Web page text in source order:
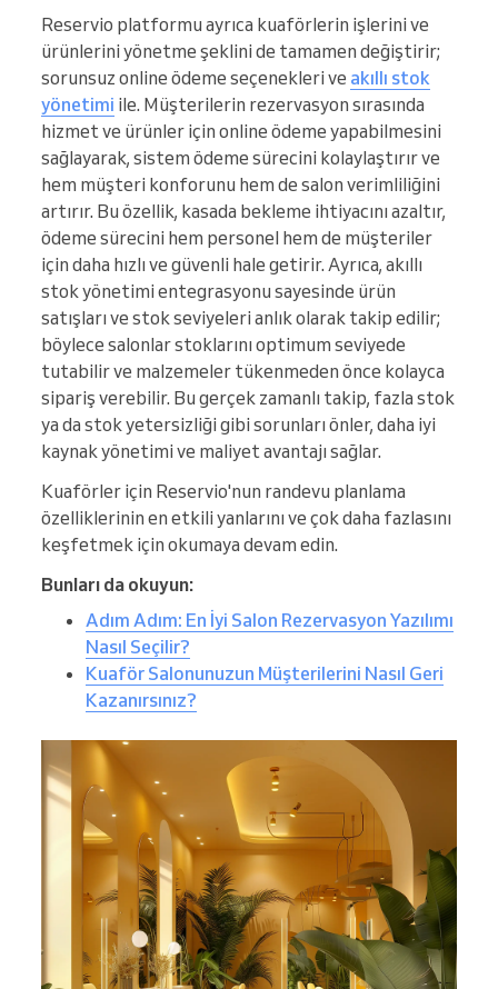
Reservio platformu ayrıca kuaförlerin işlerini ve
ürünlerini yönetme şeklini de tamamen değiştirir;
sorunsuz online ödeme seçenekleri ve akıllı stok
yönetimi ile. Müşterilerin rezervasyon sırasında
hizmet ve ürünler için online ödeme yapabilmesini
sağlayarak, sistem ödeme sürecini kolaylaştırır ve
hem müşteri konforunu hem de salon verimliliğini
artırır. Bu özellik, kasada bekleme ihtiyacını azaltır,
ödeme sürecini hem personel hem de müşteriler
için daha hızlı ve güvenli hale getirir. Ayrıca, akıllı
stok yönetimi entegrasyonu sayesinde ürün
satışları ve stok seviyeleri anlık olarak takip edilir;
böylece salonlar stoklarını optimum seviyede
tutabilir ve malzemeler tükenmeden önce kolayca
sipariş verebilir. Bu gerçek zamanlı takip, fazla stok
ya da stok yetersizliği gibi sorunları önler, daha iyi
kaynak yönetimi ve maliyet avantajı sağlar.
Kuaförler için Reservio'nun randevu planlama
özelliklerinin en etkili yanlarını ve çok daha fazlasını
keşfetmek için okumaya devam edin.
Bunları da okuyun:
Adım Adım: En İyi Salon Rezervasyon Yazılımı
Nasıl Seçilir?
Kuaför Salonunuzun Müşterilerini Nasıl Geri
Kazanırsınız?